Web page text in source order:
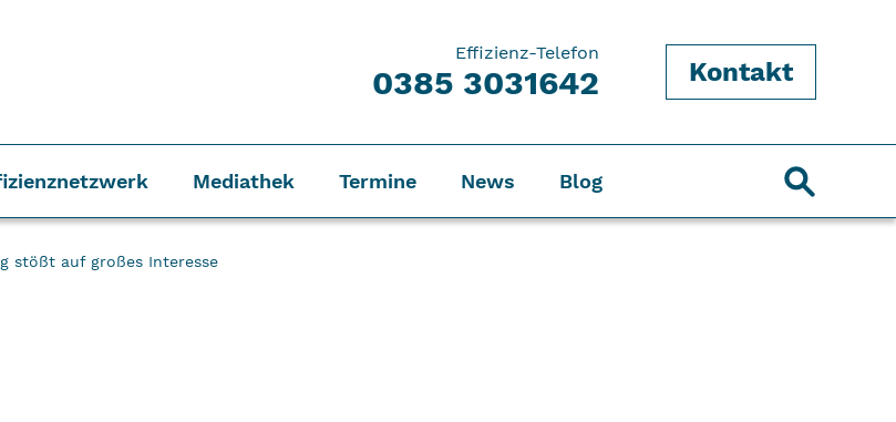
Effizienz-Telefon
0385 3031642 Kontakt
Mediathek Termine News Blog
stößt auf großes Interesse